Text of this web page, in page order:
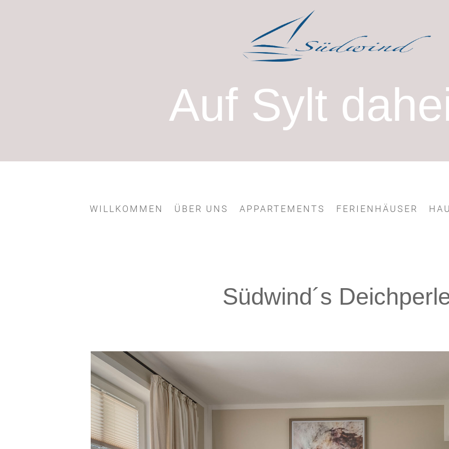
Auf Sylt
WILLKOMMEN ÜBER UNS APPARTEMENTS FERIENHÄUSER
Südwind´s